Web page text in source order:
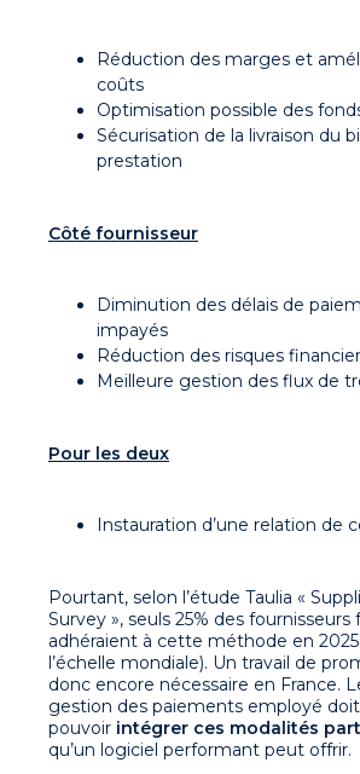
Réduction des marges et
coûts
Optimisation possible des
Sécurisation de la livraison du
prestation
Côté fournisseur
Diminution des délais de
impayés
Réduction des risques
Meilleure gestion des flux de
Pour les deux
Instauration d’une relation de
Pourtant, selon l’étude Taulia «
Survey », seuls 25% des fournisseurs
adhéraient à cette méthode en
l’échelle mondiale). Un travail de
donc encore nécessaire en France.
gestion des paiements employé
pouvoir intégrer ces modalités
qu’un logiciel performant peut offrir.